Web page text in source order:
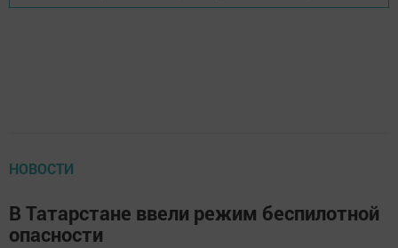
НОВОСТИ
В Татарстане ввели режим беспилотной
опасности